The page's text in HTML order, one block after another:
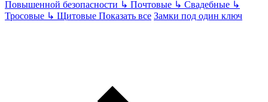
Повышенной безопасности ↳ Почтовые ↳ Свадебные ↳
Тросовые ↳ Щитовые Показать все Замки под один ключ